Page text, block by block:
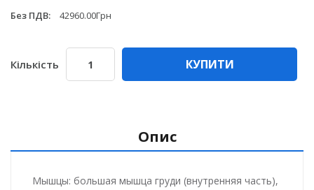
Без ПДВ:
42960.00Грн
Кількість КУПИТИ
Опис
Мышцы: большая мышца груди (внутренняя часть),